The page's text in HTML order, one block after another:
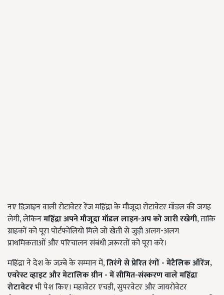
नए डिज़ाइन वाली रोटावेटर रेंज महिंद्रा के मौजूदा रोटावेटर मॉडल की जगह
लेगी, लेकिनमहिंद्रा अपने मौजूदा मॉडल लाइन-अप को जारी रखेगी, ताकि
ग्राहकों को पूरा पोर्टफोलियो मिले जो खेती से जुड़ी अलग-अलग
प्राथमिकताओं और परिचालन संबंधी ज़रूरतों को पूरा करे।
महिंद्रा ने देश के जज़्बे के सम्मान में,तिरंगे से प्रेरित रंगों - मेटैलिक ऑरेंज,
एवरेस्ट व्हाइट और मेटालिक ग्रीन - में सीमित-संस्करण वाले महिंद्रा
रोटावेटरभी पेश किए। महावेटर एचडी, सुपरवेटर और जायरोवेटर